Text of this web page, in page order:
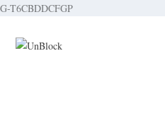
G-T6CBDDCFGP